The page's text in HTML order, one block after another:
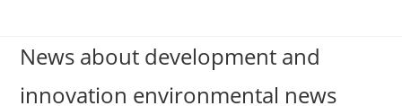
contentNews about development and
innovation environmental news